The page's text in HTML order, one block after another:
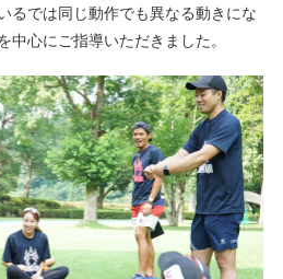
るでは同じ動作でも異なる動きにな
心にご指導いただきました。